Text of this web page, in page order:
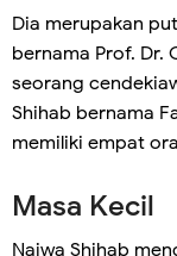
Dia merupakan
bernama Prof. Dr.
seorang
Shihab bernama
memiliki empat
Masa Kecil
Najwa Shihab